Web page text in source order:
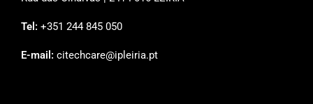
Tel: +351 244 845 050
E-mail: citechcare@ipleiria.pt